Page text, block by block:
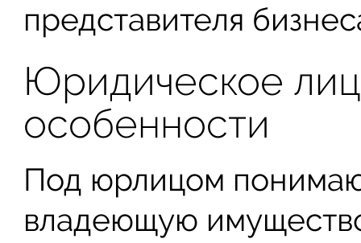
представителя
Юридическое
особенности
Под юрлицом
владеющую